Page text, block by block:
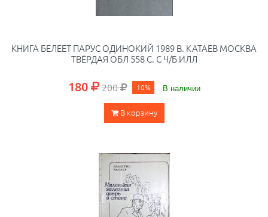
КНИГА БЕЛЕЕТ ПАРУС ОДИНОКИЙ 1989 В. КАТАЕВ МОСКВА
ТВЁРДАЯ ОБЛ 558 С. С Ч/Б ИЛЛ
180 200 10% В наличии
В корзину